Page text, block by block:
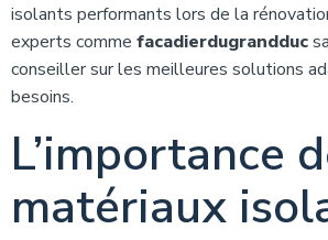
isolants performants lors de la
experts comme facadierdugrandduc
conseiller sur les meilleures solutions
besoins.
L’importance
matériaux